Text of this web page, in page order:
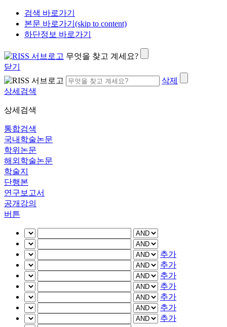
검색 바로가기
본문 바로가기(skip to content)
하단정보 바로가기
무엇을 찾고 계세요?
닫기
삭제
상세검색
상세검색
통합검색
국내학술논문
학위논문
해외학술논문
학술지
단행본
연구보고서
공개강의
버튼
추가
추가
추가
추가
추가
추가
추가